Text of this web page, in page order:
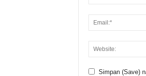
Simpan (Save)